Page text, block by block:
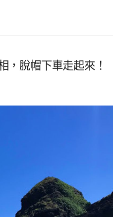
，脫帽下車走起來！